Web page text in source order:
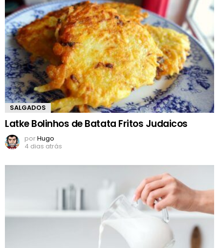
SALGADOS
Latke Bolinhos de Batata Fritos Judaicos
porHugo
4 dias atrás